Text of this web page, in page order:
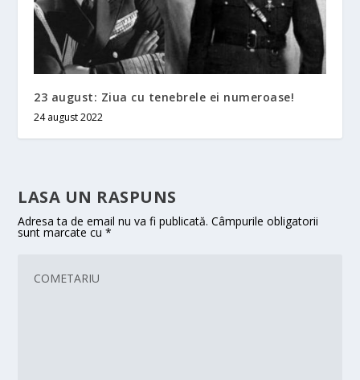
23 august: Ziua cu tenebrele ei numeroase!
24 august 2022
LASA UN RASPUNS
Adresa ta de email nu va fi publicată. Câmpurile obligatorii
sunt marcate cu*